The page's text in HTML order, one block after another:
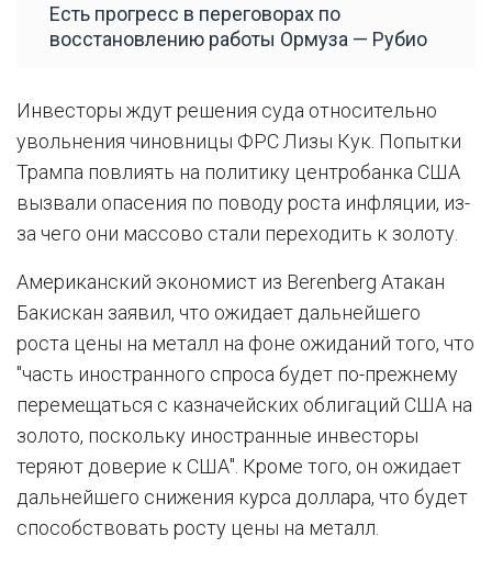
Есть прогресс в переговорах по
восстановлению работы Ормуза — Рубио
Инвесторы ждут решения суда относительно
увольнения чиновницы ФРС Лизы Кук. Попытки
Трампа повлиять на политику центробанка США
вызвали опасения по поводу роста инфляции, из-
за чего они массово стали переходить к золоту.
Американский экономист из Berenberg Атакан
Бакискан заявил, что ожидает дальнейшего
роста цены на металл на фоне ожиданий того, что
"часть иностранного спроса будет по-прежнему
перемещаться с казначейских облигаций США на
золото, поскольку иностранные инвесторы
теряют доверие к США". Кроме того, он ожидает
дальнейшего снижения курса доллара, что будет
способствовать росту цены на металл.